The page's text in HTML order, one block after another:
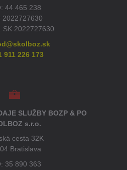
44 465 238
2022727630
SK 2022727630
911 226 173
SLUŽBY BOZP & PO
s.r.o.
cesta 32K
Bratislava
35 890 363